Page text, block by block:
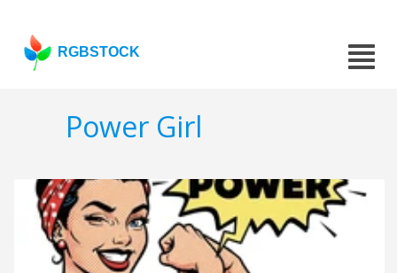
RGBSTOCK
Power Girl